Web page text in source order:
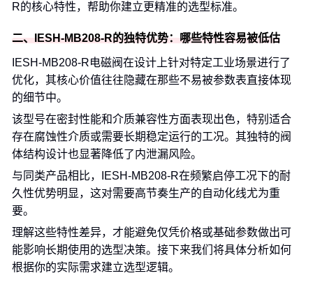
R的核心特性，帮助你建立更精准的选型标准。
二、IESH-MB208-R的独特优势：哪些特性容易被低估
IESH-MB208-R电磁阀在设计上针对特定工业场景进行了
优化，其核心价值往往隐藏在那些不易被参数表直接体现
的细节中。
该型号在密封性能和介质兼容性方面表现出色，特别适合
存在腐蚀性介质或需要长期稳定运行的工况。其独特的阀
体结构设计也显著降低了内泄漏风险。
与同类产品相比，IESH-MB208-R在频繁启停工况下的耐
久性优势明显，这对需要高节奏生产的自动化线尤为重
要。
理解这些特性差异，才能避免仅凭价格或基础参数做出可
能影响长期使用的选型决策。接下来我们将具体分析如何
根据你的实际需求建立选型逻辑。